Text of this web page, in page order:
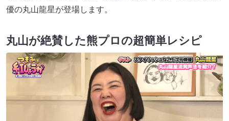
優の丸山龍星が登場します。
丸山が絶賛した熊プロの超簡単レシピ